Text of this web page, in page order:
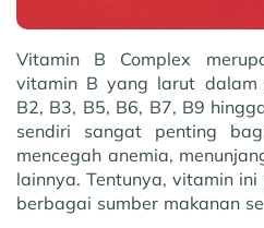
Vitamin B Complex
vitamin B yang larut
B2, B3, B5, B6, B7, B9
sendiri sangat penting
mencegah anemia,
lainnya. Tentunya, vitamin
berbagai sumber makanan